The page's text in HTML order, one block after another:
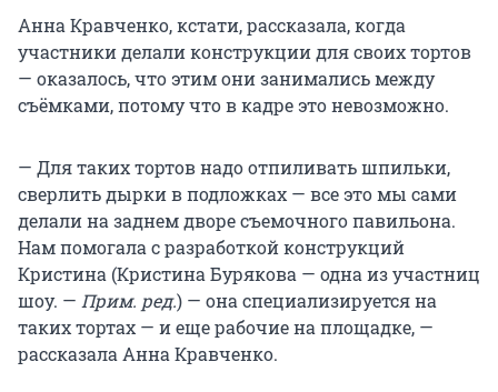
Анна Кравченко, кстати, рассказала, когда
участники делали конструкции для своих тортов
— оказалось, что этим они занимались между
съёмками, потому что в кадре это невозможно.
— Для таких тортов надо отпиливать шпильки,
сверлить дырки в подложках — все это мы сами
делали на заднем дворе съемочного павильона.
Нам помогала с разработкой конструкций
Кристина (Кристина Бурякова — одна из участниц
шоу. — Прим. ред.) — она специализируется на
таких тортах — и еще рабочие на площадке, —
рассказала Анна Кравченко.